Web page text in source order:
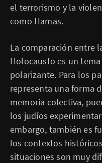
el terrorismo y la
como Hamas.
La comparación entre
Holocausto es un
polarizante. Para los
representa una forma
memoria colectiva,
los judíos
embargo, también es
los contextos
situaciones son muy